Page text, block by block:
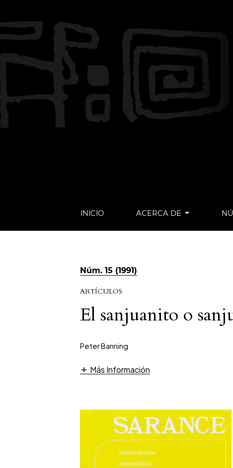
INICIO ACERCA DE
Núm. 15 (1991)
ARTÍCULOS
El sanjuanito o
Peter Banning
Más Información